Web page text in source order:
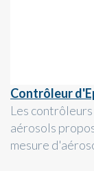
Contrôleur
Les
aérosols
mesure